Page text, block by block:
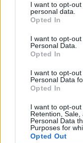
I want to opt-
personal data.
Opted In
I want to opt-
Personal Data.
Opted In
I want to opt-
Personal Data
Opted In
I want to opt-out
Retention,
Personal Data
Purposes for
Opted Out
Te puede
Hablar al
"No entendía